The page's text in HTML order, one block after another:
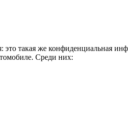
это такая же конфиденциальная
Среди них: